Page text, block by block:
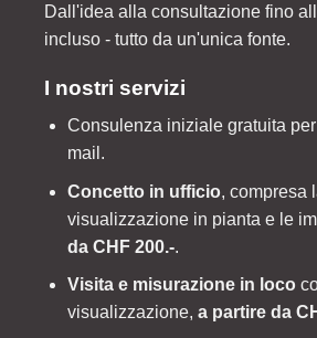
Dall'idea alla consultazione fino
incluso - tutto da un'unica fonte.
I nostri servizi
Consulenza iniziale gratuita
mail.
Concetto in ufficio, compresa
visualizzazione in pianta e le
da CHF 200.-.
Visita e misurazione in loco
visualizzazione, a partire da